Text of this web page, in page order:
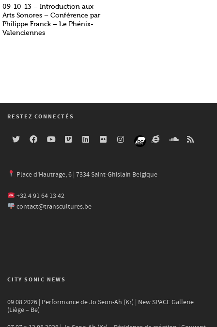
09-10-13 – Introduction aux
Arts Sonores – Conférence par
Philippe Franck – Le Phénix-
Valenciennes
RESTEZ CONNECTÉS
Place d'Hautrage, 6 | 7334 Saint-Ghislain Belgique
+32 4 91 64 13 42
contact@transcultures.be
CITY SONIC NEWS
09.08.2026 | Performance de Jo Seon-Ah (Kr) | New SPACE Gallerie
(Liège – Be)